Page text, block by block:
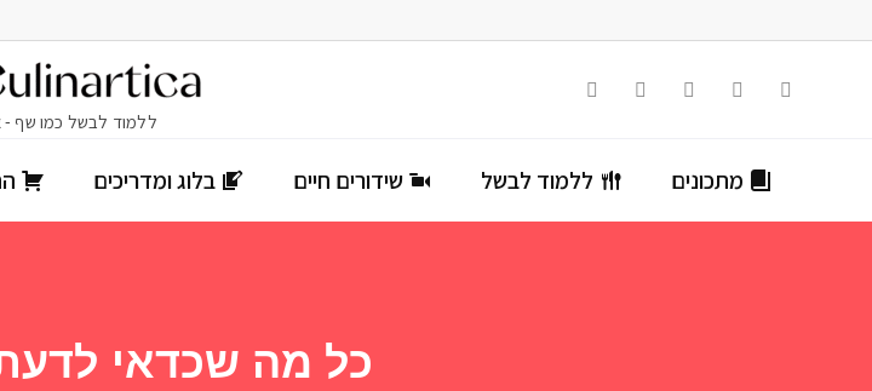
מתכונים ללמוד לבשל שידורים חיים בלוג ומדריכים
כל מה שכדאי